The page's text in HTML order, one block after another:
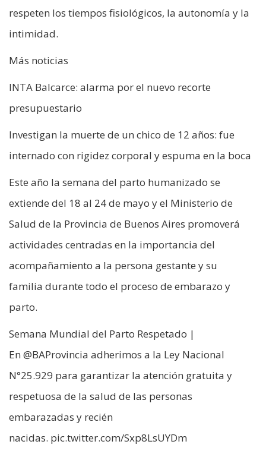
respeten los tiempos fisiológicos, la autonomía y la
intimidad.
Más noticias
INTA Balcarce: alarma por el nuevo recorte
presupuestario
Investigan la muerte de un chico de 12 años: fue
internado con rigidez corporal y espuma en la boca
Este año la semana del parto humanizado se
extiende del 18 al 24 de mayo y el Ministerio de
Salud de la Provincia de Buenos Aires promoverá
actividades centradas en la importancia del
acompañamiento a la persona gestante y su
familia durante todo el proceso de embarazo y
parto.
Semana Mundial del Parto Respetado |
En @BAProvincia adherimos a la Ley Nacional
N°25.929 para garantizar la atención gratuita y
respetuosa de la salud de las personas
embarazadas y recién
nacidas. pic.twitter.com/Sxp8LsUYDm